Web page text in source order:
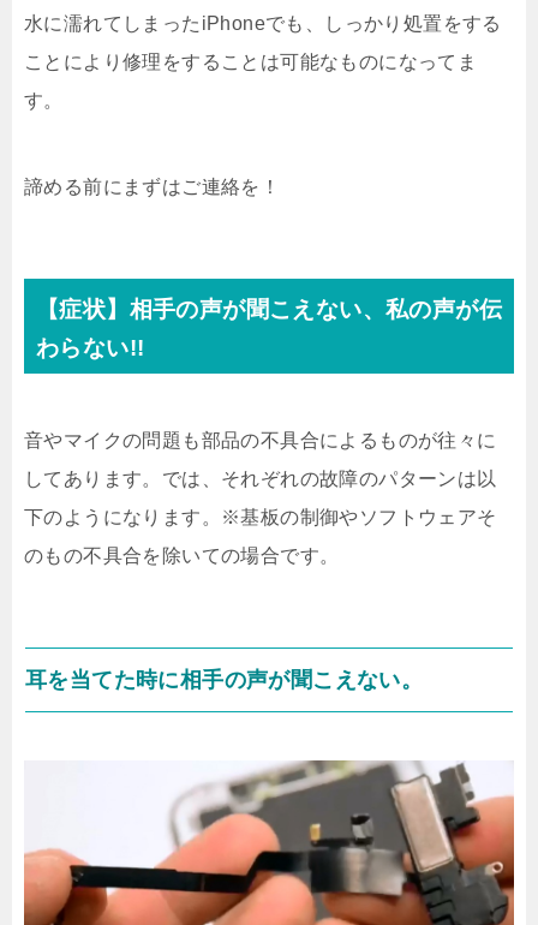
水に濡れてしまったiPhoneでも、しっかり処置をする
ことにより修理をすることは可能なものになってま
す。
諦める前にまずはご連絡を！
【症状】相手の声が聞こえない、私の声が伝
わらない!!
音やマイクの問題も部品の不具合によるものが往々に
してあります。では、それぞれの故障のパターンは以
下のようになります。※基板の制御やソフトウェアそ
のもの不具合を除いての場合です。
耳を当てた時に相手の声が聞こえない。